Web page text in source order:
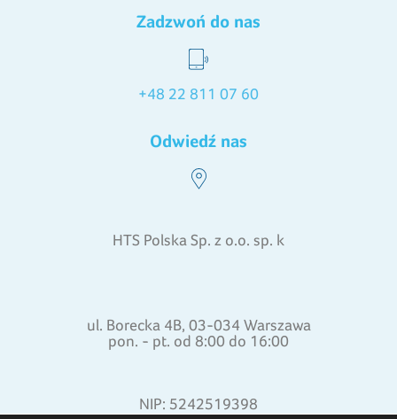
Zadzwoń do nas
+48 22 811 07 60
Odwiedź nas
HTS Polska Sp. z o.o. sp. k
ul. Borecka 4B, 03-034 Warszawa
pon. - pt. od 8:00 do 16:00
NIP: 5242519398